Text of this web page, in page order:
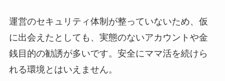
運営のセキュリティ体制が整っていないため、仮
に出会えたとしても、実態のないアカウントや金
銭目的の勧誘が多いです。安全にママ活を続けら
れる環境とはいえません。